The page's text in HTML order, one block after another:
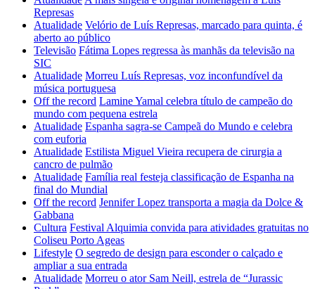
Represas
Atualidade Velório de Luís Represas, marcado para quinta, é
aberto ao público
Televisão Fátima Lopes regressa às manhãs da televisão na
SIC
Atualidade Morreu Luís Represas, voz inconfundível da
música portuguesa
Off the record Lamine Yamal celebra título de campeão do
mundo com pequena estrela
Atualidade Espanha sagra-se Campeã do Mundo e celebra
com euforia
Atualidade Estilista Miguel Vieira recupera de cirurgia a
cancro de pulmão
Atualidade Família real festeja classificação de Espanha na
final do Mundial
Off the record Jennifer Lopez transporta a magia da Dolce &
Gabbana
Cultura Festival Alquimia convida para atividades gratuitas no
Coliseu Porto Ageas
Lifestyle O segredo de design para esconder o calçado e
ampliar a sua entrada
Atualidade Morreu o ator Sam Neill, estrela de “Jurassic